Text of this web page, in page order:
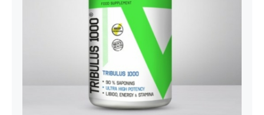
Tribulus 1000
Svi proizvodi Vitalikum
1.890,00 рсд